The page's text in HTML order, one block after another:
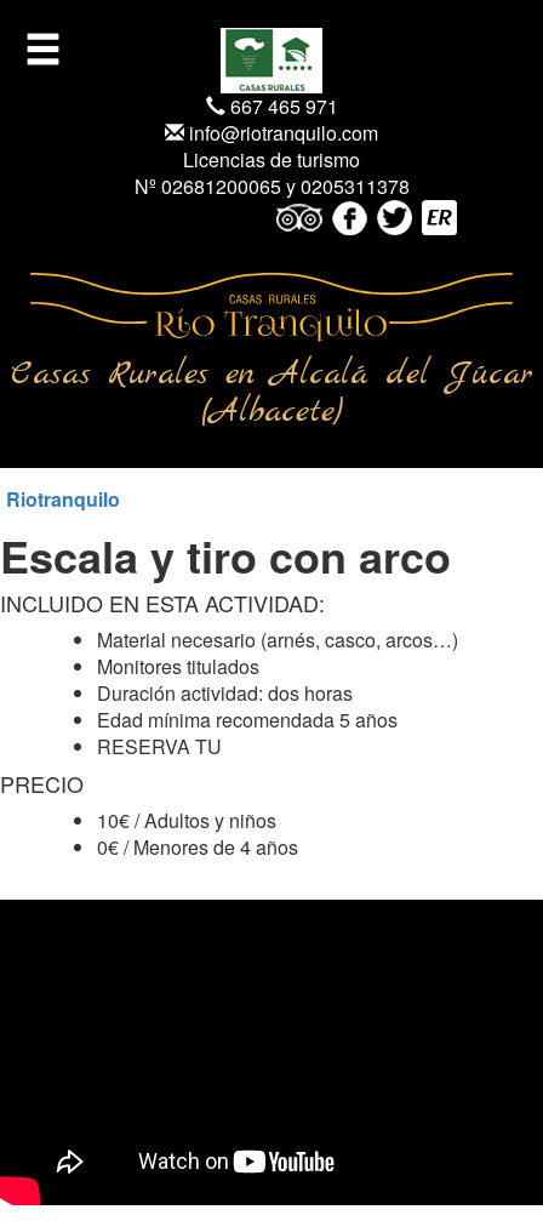
667 465 971
info@riotranquilo.com
Licencias de turismo
Nº 02681200065 y 0205311378
Casas Rurales en Alcalá del Júcar
(Albacete)
Riotranquilo
Escala y tiro con arco
INCLUIDO EN ESTA ACTIVIDAD:
Material necesario (arnés, casco, arcos…)
Monitores titulados
Duración actividad: dos horas
Edad mínima recomendada 5 años
RESERVA TU
PRECIO
10€ / Adultos y niños
0€ / Menores de 4 años